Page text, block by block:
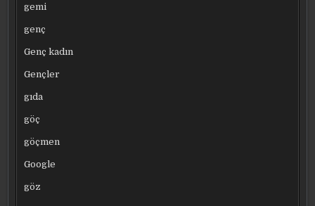
gemi
genç
Genç kadın
Gençler
gıda
göç
göçmen
Google
göz